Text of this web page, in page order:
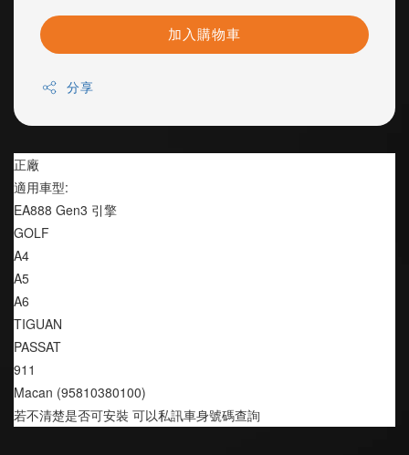
加入購物車
分享
正廠
適用車型:
EA888 Gen3 引擎
GOLF
A4
A5
A6
TIGUAN
PASSAT
911
Macan (95810380100)
若不清楚是否可安裝 可以私訊車身號碼查詢